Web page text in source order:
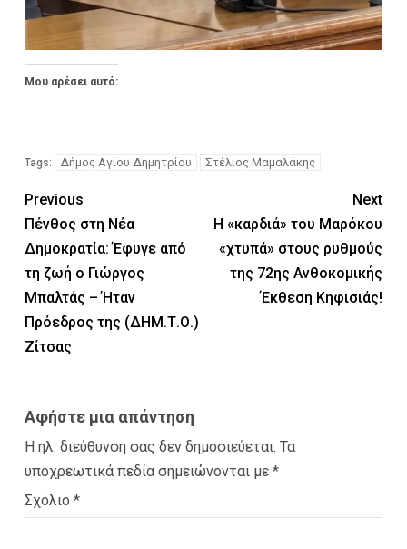
Μου αρέσει αυτό:
Tags: Δήμος Αγίου Δημητρίου Στέλιος Μαμαλάκης
Previous
Πένθος στη Νέα
Δημοκρατία: Έφυγε από
τη ζωή ο Γιώργος
Μπαλτάς – Ήταν
Πρόεδρος της (ΔΗΜ.Τ.Ο.)
Ζίτσας
Next
Η «καρδιά» του Μαρόκου
«χτυπά» στους ρυθμούς
της 72ης Ανθοκομικής
Έκθεση Κηφισιάς!
Αφήστε μια απάντηση
Η ηλ. διεύθυνση σας δεν δημοσιεύεται. Τα
υποχρεωτικά πεδία σημειώνονται με *
Σχόλιο *